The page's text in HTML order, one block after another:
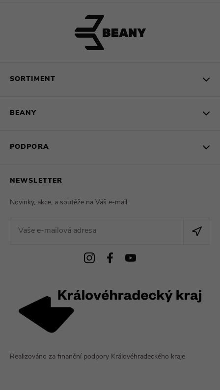
SORTIMENT
BEANY
PODPORA
NEWSLETTER
Novinky, akce, a soutěže na Váš e-mail.
Realizováno za finanční podpory Královéhradeckého kraje